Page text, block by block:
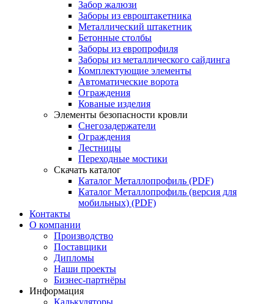
Забор жалюзи
Заборы из евроштакетника
Металлический штакетник
Бетонные столбы
Заборы из европрофиля
Заборы из металлического сайдинга
Комплектующие элементы
Автоматические ворота
Ограждения
Кованые изделия
Элементы безопасности кровли
Снегозадержатели
Ограждения
Лестницы
Переходные мостики
Скачать каталог
Каталог Металлопрофиль (PDF)
Каталог Металлопрофиль (версия для
мобильных) (PDF)
Контакты
О компании
Производство
Поставщики
Дипломы
Наши проекты
Бизнес-партнёры
Информация
Калькуляторы